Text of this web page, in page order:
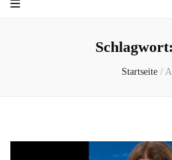
Schlagwort:
Startseite /